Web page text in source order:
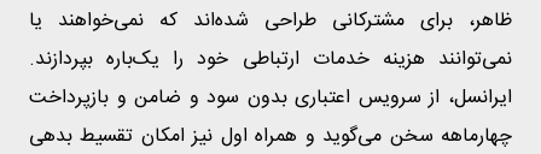
ظاهر، برای مشترکانی طراحی شده‌اند که نمی‌خواهند یا
نمی‌توانند هزینه خدمات ارتباطی خود را یک‌باره بپردازند.
ایرانسل، از سرویس اعتباری بدون سود و ضامن و بازپرداخت
چهارماهه سخن می‌گوید و همراه اول نیز امکان تقسیط بدهی